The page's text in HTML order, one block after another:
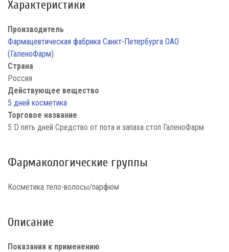
Характеристики
Производитель
Фармацевтическая фабрика Санкт-Петербурга ОАО
(ГаленоФарм)
Страна
Россия
Действующее вещество
5 дней косметика
Торговое название
5 D пять дней Средство от пота и запаха стоп ГаленоФарм
Фармакологические группы
Косметика тело-волосы/парфюм
Описание
Показания к применению